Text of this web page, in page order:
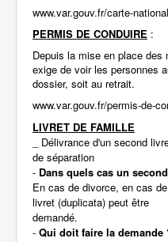
www.var.gouv.fr/carte-
PERMIS DE CONDUIRE :
Depuis la mise en place
exige de voir les personnes
dossier, soit au retrait.
www.var.gouv.fr/permis-de-
LIVRET DE FAMILLE
_ Délivrance d'un second
de séparation
- Dans quels cas un
En cas de divorce, en cas
livret (duplicata) peut être
demandé.
- Qui doit faire la demande